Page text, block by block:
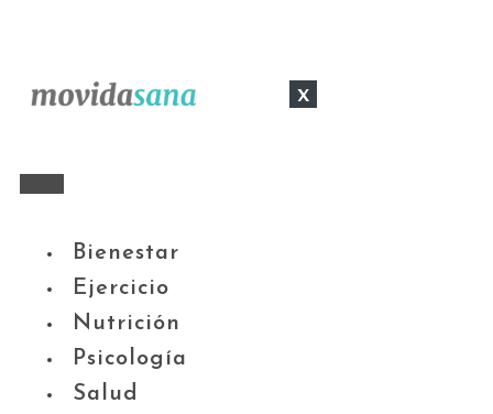
x
Bienestar
Ejercicio
Nutrición
Psicología
Salud